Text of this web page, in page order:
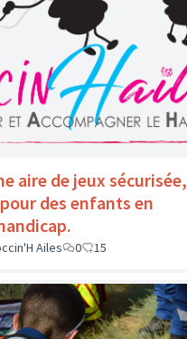
aire de jeux sécurisée,
des enfants en
Ailes 0 15